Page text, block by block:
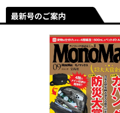
最新号のご案内